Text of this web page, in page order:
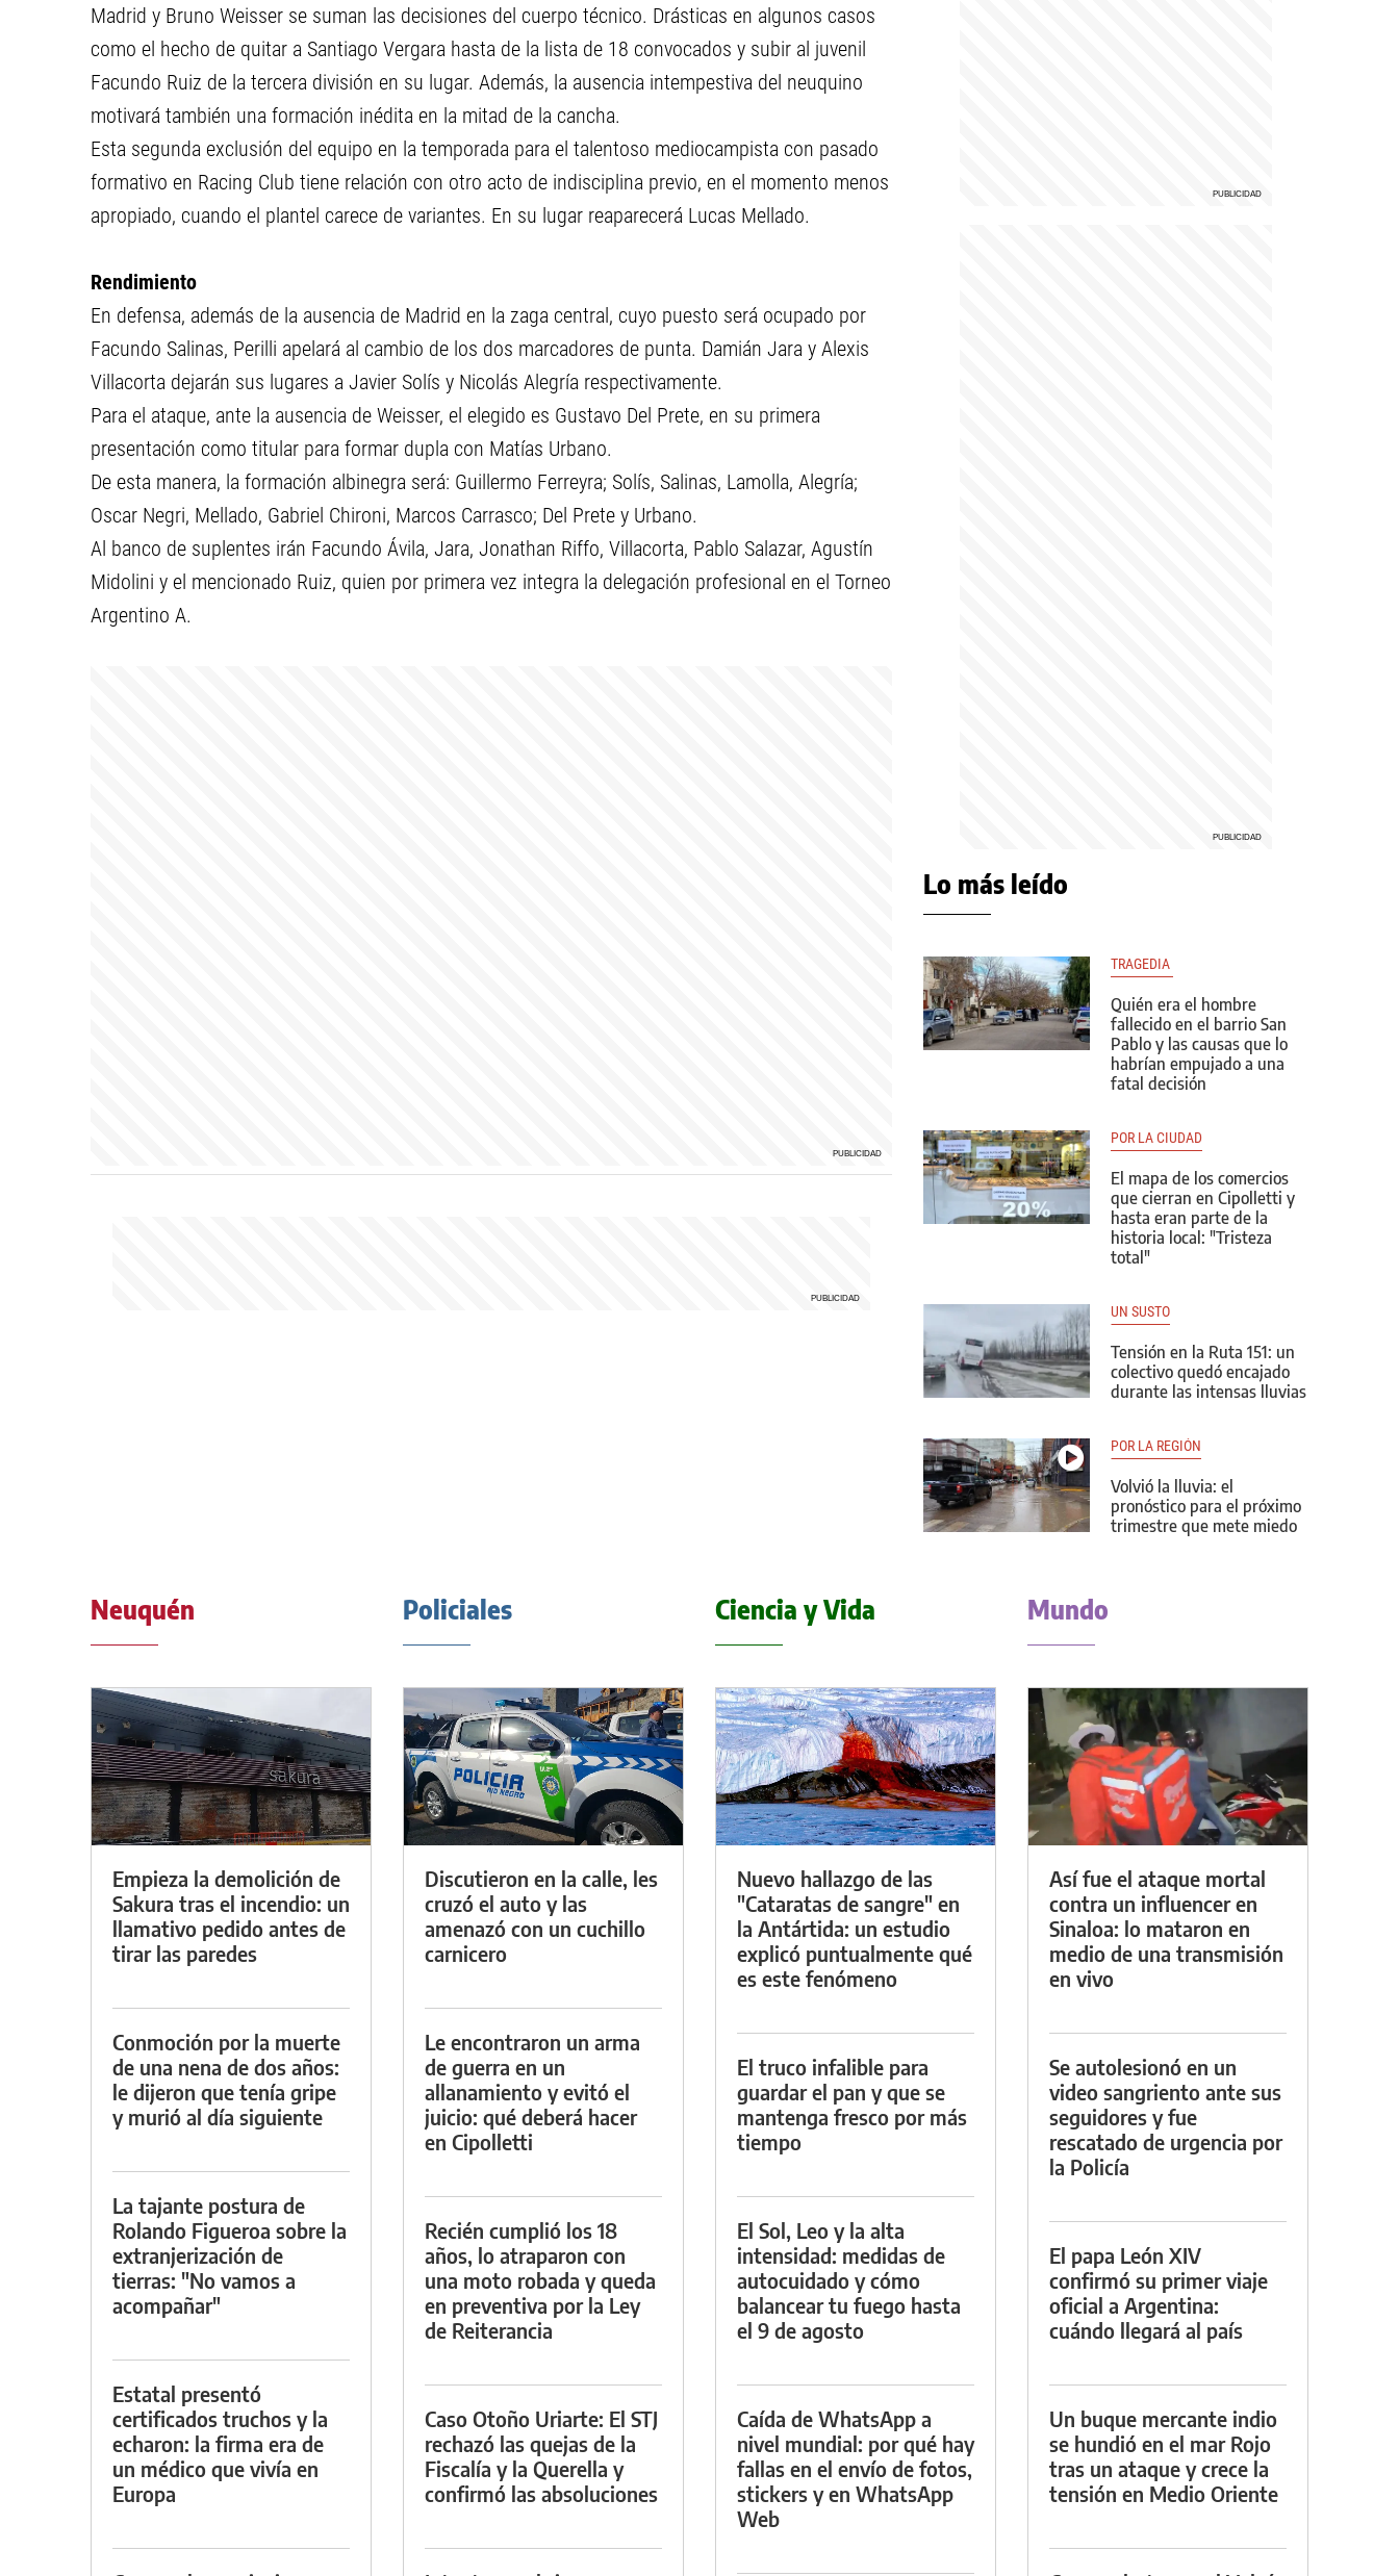
Madrid y Bruno Weisser se suman las decisiones del cuerpo técnico. Drásticas en algunos casos
como el hecho de quitar a Santiago Vergara hasta de la lista de 18 convocados y subir al juvenil
Facundo Ruiz de la tercera división en su lugar. Además, la ausencia intempestiva del neuquino
motivará también una formación inédita en la mitad de la cancha.
Esta segunda exclusión del equipo en la temporada para el talentoso mediocampista con pasado
formativo en Racing Club tiene relación con otro acto de indisciplina previo, en el momento menos
apropiado, cuando el plantel carece de variantes. En su lugar reaparecerá Lucas Mellado.
Rendimiento
En defensa, además de la ausencia de Madrid en la zaga central, cuyo puesto será ocupado por
Facundo Salinas, Perilli apelará al cambio de los dos marcadores de punta. Damián Jara y Alexis
Villacorta dejarán sus lugares a Javier Solís y Nicolás Alegría respectivamente.
Para el ataque, ante la ausencia de Weisser, el elegido es Gustavo Del Prete, en su primera
presentación como titular para formar dupla con Matías Urbano.
De esta manera, la formación albinegra será: Guillermo Ferreyra; Solís, Salinas, Lamolla, Alegría;
Oscar Negri, Mellado, Gabriel Chironi, Marcos Carrasco; Del Prete y Urbano.
Al banco de suplentes irán Facundo Ávila, Jara, Jonathan Riffo, Villacorta, Pablo Salazar, Agustín
Midolini y el mencionado Ruiz, quien por primera vez integra la delegación profesional en el Torneo
Argentino A.
Lo más leído
TRAGEDIA
Quién era el hombre
fallecido en el barrio San
Pablo y las causas que lo
habrían empujado a una
fatal decisión
POR LA CIUDAD
El mapa de los comercios
que cierran en Cipolletti y
hasta eran parte de la
historia local: "Tristeza
total"
UN SUSTO
Tensión en la Ruta 151: un
colectivo quedó encajado
durante las intensas lluvias
POR LA REGIÓN
Volvió la lluvia: el
pronóstico para el próximo
trimestre que mete miedo
Neuquén
Empieza la demolición de
Sakura tras el incendio: un
llamativo pedido antes de
tirar las paredes
Conmoción por la muerte
de una nena de dos años:
le dijeron que tenía gripe
y murió al día siguiente
La tajante postura de
Rolando Figueroa sobre la
extranjerización de
tierras: "No vamos a
acompañar"
Estatal presentó
certificados truchos y la
echaron: la firma era de
un médico que vivía en
Europa
Policiales
Discutieron en la calle, les
cruzó el auto y las
amenazó con un cuchillo
carnicero
Le encontraron un arma
de guerra en un
allanamiento y evitó el
juicio: qué deberá hacer
en Cipolletti
Recién cumplió los 18
años, lo atraparon con
una moto robada y queda
en preventiva por la Ley
de Reiterancia
Caso Otoño Uriarte: El STJ
rechazó las quejas de la
Fiscalía y la Querella y
confirmó las absoluciones
Ciencia y Vida
Nuevo hallazgo de las
"Cataratas de sangre" en
la Antártida: un estudio
explicó puntualmente qué
es este fenómeno
El truco infalible para
guardar el pan y que se
mantenga fresco por más
tiempo
El Sol, Leo y la alta
intensidad: medidas de
autocuidado y cómo
balancear tu fuego hasta
el 9 de agosto
Caída de WhatsApp a
nivel mundial: por qué hay
fallas en el envío de fotos,
stickers y en WhatsApp
Web
Mundo
Así fue el ataque mortal
contra un influencer en
Sinaloa: lo mataron en
medio de una transmisión
en vivo
Se autolesionó en un
video sangriento ante sus
seguidores y fue
rescatado de urgencia por
la Policía
El papa León XIV
confirmó su primer viaje
oficial a Argentina:
cuándo llegará al país
Un buque mercante indio
se hundió en el mar Rojo
tras un ataque y crece la
tensión en Medio Oriente